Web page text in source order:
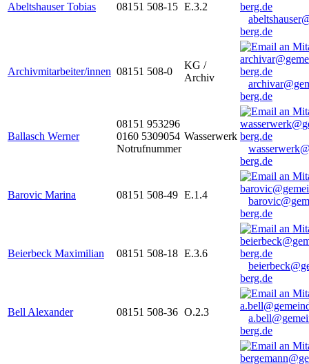
Abeltshauser Tobias 08151 508-15 E.3.2
berg.de
Archivmitarbeiter/innen 08151 508-0
KG /
Archiv
berg.de
Ballasch Werner
08151 953296
0160 5309054
Notrufnummer
Wasserwerk
berg.de
Barovic Marina 08151 508-49 E.1.4
berg.de
Beierbeck Maximilian 08151 508-18 E.3.6
berg.de
Bell Alexander 08151 508-36 O.2.3
berg.de